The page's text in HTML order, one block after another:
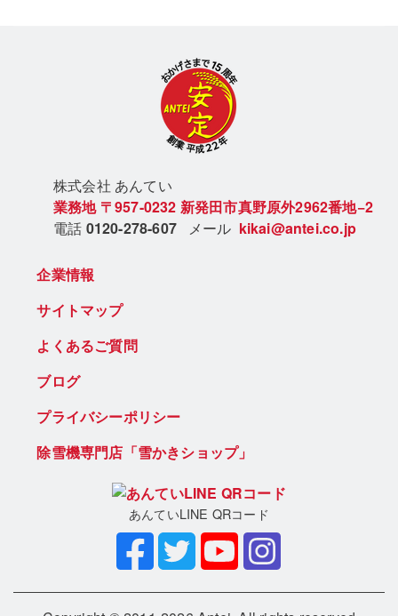
株式会社 あんてい
業務地 〒957-0232 新発田市真野原外2962番地−2
電話 0120-278-607 メール kikai@antei.co.jp
企業情報
サイトマップ
よくあるご質問
ブログ
プライバシーポリシー
除雪機専門店「雪かきショップ」
あんていLINE QRコード